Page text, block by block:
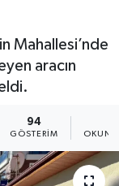
Mahallesi’nde
aracın
94
GÖSTERIM